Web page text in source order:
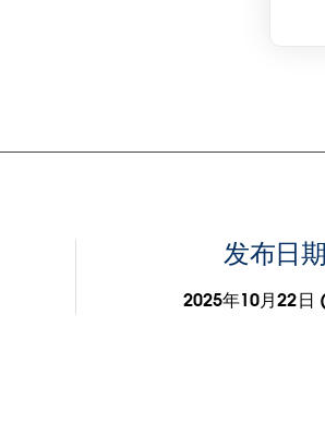
发布日期
2025年10月22日